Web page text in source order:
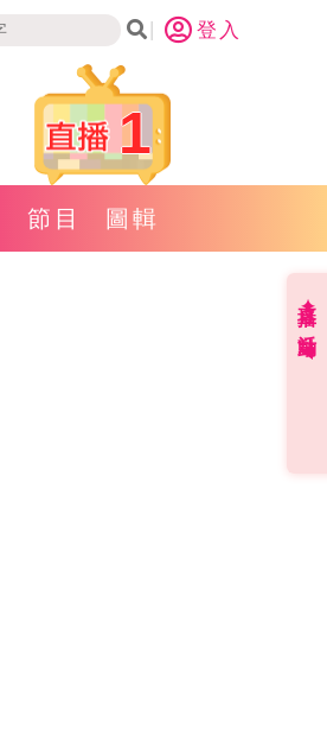
登入
1
節目 圖輯
直播✦活動